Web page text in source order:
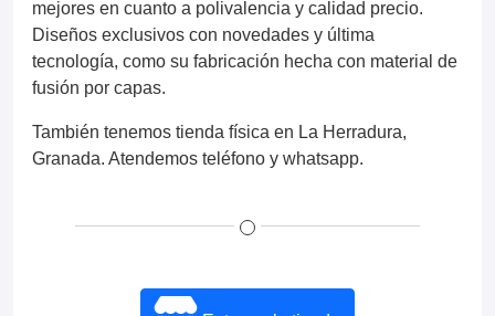
mejores en cuanto a polivalencia y calidad precio.
Diseños exclusivos con novedades y última
tecnología, como su fabricación hecha con material de
fusión por capas.
También tenemos tienda física en La Herradura,
Granada. Atendemos teléfono y whatsapp.